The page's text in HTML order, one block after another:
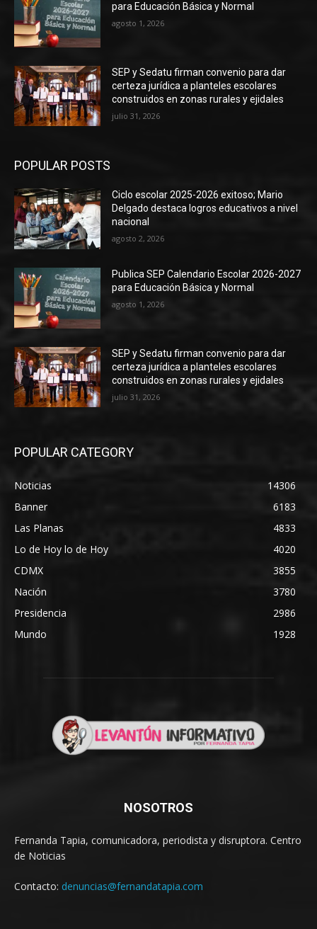
para Educación Básica y Normal
agosto 1, 2026
SEP y Sedatu firman convenio para dar
certeza jurídica a planteles escolares
construidos en zonas rurales y ejidales
julio 31, 2026
POPULAR POSTS
Ciclo escolar 2025-2026 exitoso; Mario
Delgado destaca logros educativos a nivel
nacional
agosto 2, 2026
Publica SEP Calendario Escolar 2026-2027
para Educación Básica y Normal
agosto 1, 2026
SEP y Sedatu firman convenio para dar
certeza jurídica a planteles escolares
construidos en zonas rurales y ejidales
julio 31, 2026
POPULAR CATEGORY
Noticias
14306
Banner
6183
Las Planas
4833
Lo de Hoy lo de Hoy
4020
CDMX
3855
Nación
3780
Presidencia
2986
Mundo
1928
NOSOTROS
Fernanda Tapia, comunicadora, periodista y disruptora. Centro
de Noticias
Contacto: denuncias@fernandatapia.com